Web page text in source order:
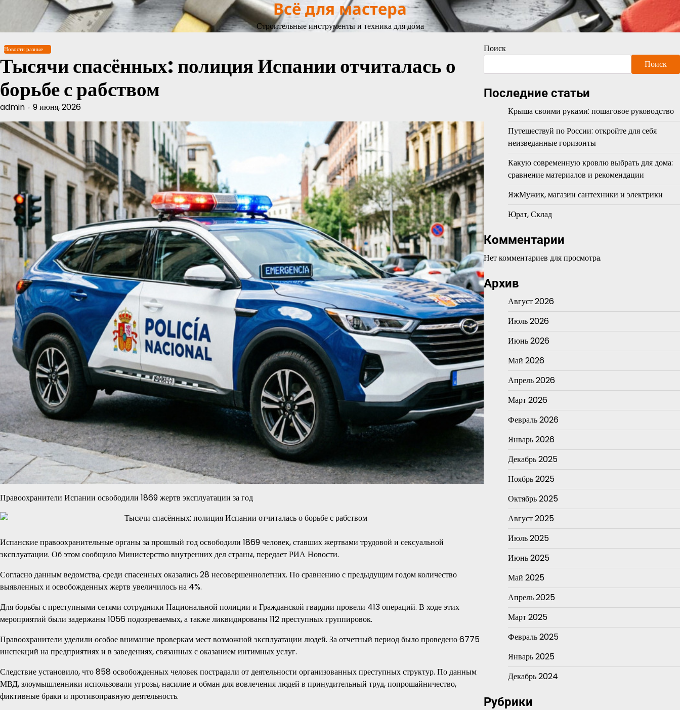
содержимому
Всё для мастера
Строительные инструменты и техника для дома
Новости разные
Тысячи спасённых: полиция Испании отчиталась о
борьбе с рабством
admin 9 июня, 2026
Правоохранители Испании освободили 1869 жертв эксплуатации за год
Испанские правоохранительные органы за прошлый год освободили 1869 человек, ставших жертвами трудовой и сексуальной
эксплуатации. Об этом сообщило Министерство внутренних дел страны, передает РИА Новости.
Согласно данным ведомства, среди спасенных оказались 28 несовершеннолетних. По сравнению с предыдущим годом количество
выявленных и освобожденных жертв увеличилось на 4%.
Для борьбы с преступными сетями сотрудники Национальной полиции и Гражданской гвардии провели 413 операций. В ходе этих
мероприятий были задержаны 1056 подозреваемых, а также ликвидированы 112 преступных группировок.
Правоохранители уделили особое внимание проверкам мест возможной эксплуатации людей. За отчетный период было проведено 6775
инспекций на предприятиях и в заведениях, связанных с оказанием интимных услуг.
Следствие установило, что 858 освобожденных человек пострадали от деятельности организованных преступных структур. По данным
МВД, злоумышленники использовали угрозы, насилие и обман для вовлечения людей в принудительный труд, попрошайничество,
фиктивные браки и противоправную деятельность.
Поиск
Поиск
Последние статьи
Крыша своими руками: пошаговое руководство
Путешествуй по России: откройте для себя
неизведанные горизонты
Какую современную кровлю выбрать для дома:
сравнение материалов и рекомендации
ЯжМужик, магазин сантехники и электрики
Юрат, Склад
Комментарии
Нет комментариев для просмотра.
Архив
Август 2026
Июль 2026
Июнь 2026
Май 2026
Апрель 2026
Март 2026
Февраль 2026
Январь 2026
Декабрь 2025
Ноябрь 2025
Октябрь 2025
Август 2025
Июль 2025
Июнь 2025
Май 2025
Апрель 2025
Март 2025
Февраль 2025
Январь 2025
Декабрь 2024
Рубрики